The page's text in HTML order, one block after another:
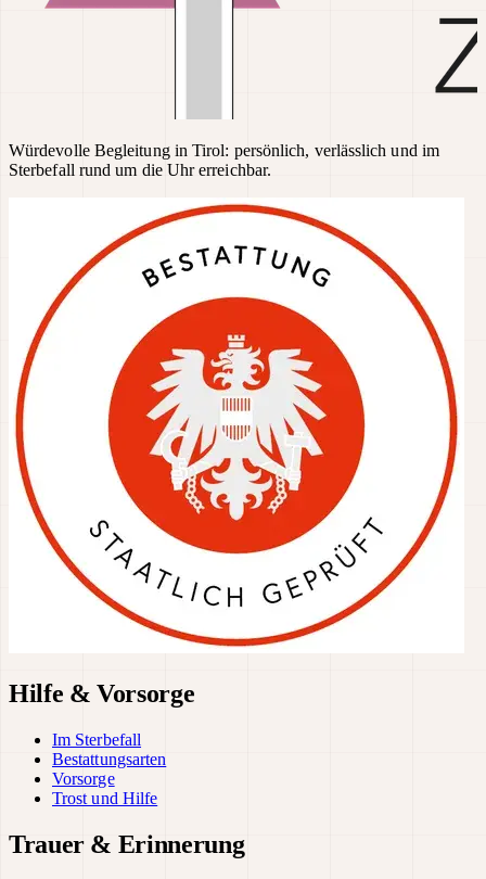
Würdevolle Begleitung in Tirol: persönlich, verlässlich und im
Sterbefall rund um die Uhr erreichbar.
Hilfe & Vorsorge
Im Sterbefall
Bestattungsarten
Vorsorge
Trost und Hilfe
Trauer & Erinnerung